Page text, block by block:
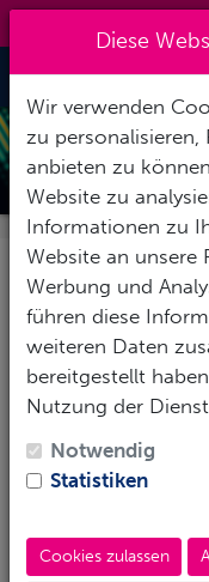
MARES
Die Avanti
Weiterentwicklung
Diese offene
Erfahrungsstufen
Kraftund präzise
Rückwärtskick
sorgt für einen
Diese
Wir verwenden
zu
anbieten zu
Website zu
Informationen zu
Website an unsere
Werbung und
führen diese
weiteren Daten
bereitgestellt
Nutzung der
Notwendig
Statistiken
Cookies zulassen